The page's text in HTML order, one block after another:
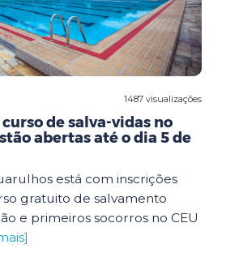
1487 visualizações
de salva-vidas no
abertas até o dia 5 de
está com inscrições
gratuito de salvamento
e primeiros socorros no CEU